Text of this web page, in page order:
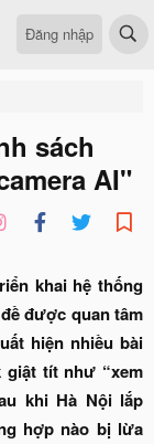
Đăng nhập
sách
AI"
khai hệ thống
được quan tâm
hiện nhiều bài
giật tít như “xem
khi Hà Nội lắp
hợp nào bị lừa